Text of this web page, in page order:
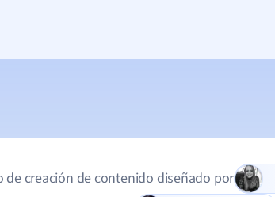
de creación de contenido diseñado por